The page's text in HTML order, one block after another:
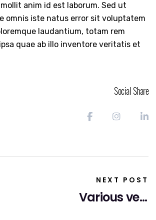
anim id est laborum. Sed ut
omnis iste natus error sit voluptatem
laudantium, totam rem
quae ab illo inventore veritatis et
Social Share
NEXT POST
Various versions have evolved over the years